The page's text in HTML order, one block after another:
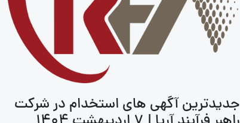
جدیدترین آگهی های استخدام در شرکت